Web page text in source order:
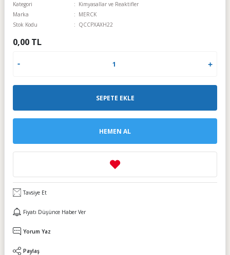
Kategori
Kimyasallar ve Reaktifler
Marka
MERCK
Stok Kodu
QCCPXAXH22
0,00 TL
SEPETE EKLE
HEMEN AL
Tavsiye Et
Fiyatı Düşünce Haber Ver
Yorum Yaz
Paylaş